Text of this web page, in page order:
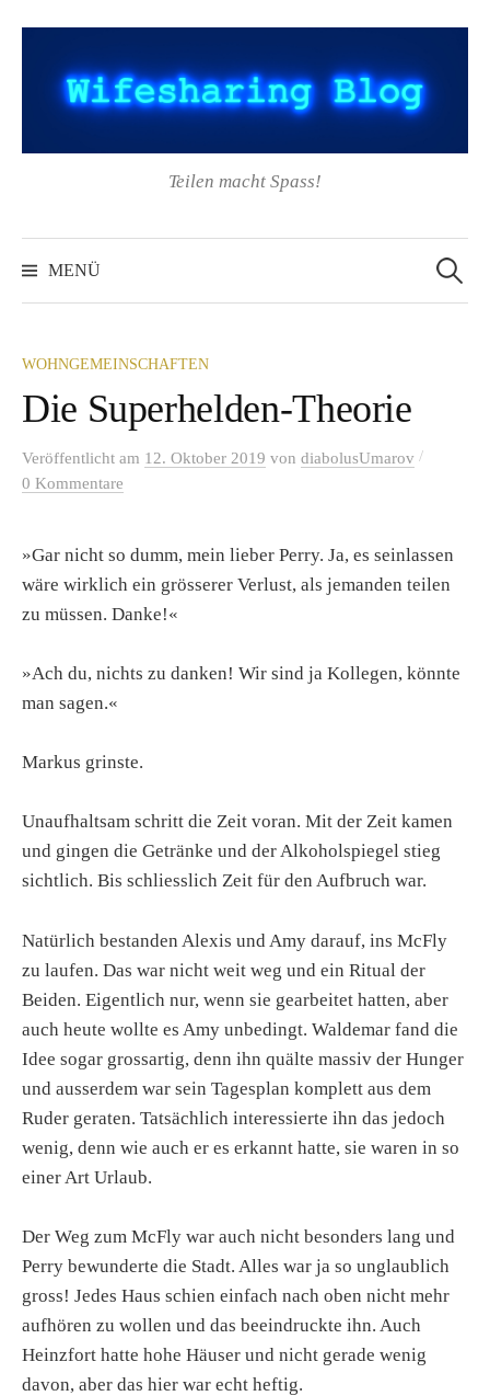
Inhalt
Teilen macht Spass!
MENÜ
nach:
WOHNGEMEINSCHAFTEN
Die Superhelden-Theorie
Veröffentlicht am 12. Oktober 2019 von diabolusUmarov /
0 Kommentare
»Gar nicht so dumm, mein lieber Perry. Ja, es seinlassen
wäre wirklich ein grösserer Verlust, als jemanden teilen
zu müssen. Danke!«
»Ach du, nichts zu danken! Wir sind ja Kollegen, könnte
man sagen.«
Markus grinste.
Unaufhaltsam schritt die Zeit voran. Mit der Zeit kamen
und gingen die Getränke und der Alkoholspiegel stieg
sichtlich. Bis schliesslich Zeit für den Aufbruch war.
Natürlich bestanden Alexis und Amy darauf, ins McFly
zu laufen. Das war nicht weit weg und ein Ritual der
Beiden. Eigentlich nur, wenn sie gearbeitet hatten, aber
auch heute wollte es Amy unbedingt. Waldemar fand die
Idee sogar grossartig, denn ihn quälte massiv der Hunger
und ausserdem war sein Tagesplan komplett aus dem
Ruder geraten. Tatsächlich interessierte ihn das jedoch
wenig, denn wie auch er es erkannt hatte, sie waren in so
einer Art Urlaub.
Der Weg zum McFly war auch nicht besonders lang und
Perry bewunderte die Stadt. Alles war ja so unglaublich
gross! Jedes Haus schien einfach nach oben nicht mehr
aufhören zu wollen und das beeindruckte ihn. Auch
Heinzfort hatte hohe Häuser und nicht gerade wenig
davon, aber das hier war echt heftig.